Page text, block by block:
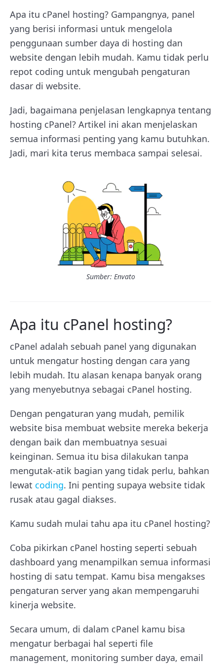
Apa itu cPanel hosting? Gampangnya, panel
yang berisi informasi untuk mengelola
penggunaan sumber daya di hosting dan
website dengan lebih mudah. Kamu tidak perlu
repot coding untuk mengubah pengaturan
dasar di website.
Jadi, bagaimana penjelasan lengkapnya tentang
hosting cPanel? Artikel ini akan menjelaskan
semua informasi penting yang kamu butuhkan.
Jadi, mari kita terus membaca sampai selesai.
Sumber: Envato
Apa itu cPanel hosting?
cPanel adalah sebuah panel yang digunakan
untuk mengatur hosting dengan cara yang
lebih mudah. Itu alasan kenapa banyak orang
yang menyebutnya sebagai cPanel hosting.
Dengan pengaturan yang mudah, pemilik
website bisa membuat website mereka bekerja
dengan baik dan membuatnya sesuai
keinginan. Semua itu bisa dilakukan tanpa
mengutak-atik bagian yang tidak perlu, bahkan
lewat coding. Ini penting supaya website tidak
rusak atau gagal diakses.
Kamu sudah mulai tahu apa itu cPanel hosting?
Coba pikirkan cPanel hosting seperti sebuah
dashboard yang menampilkan semua informasi
hosting di satu tempat. Kamu bisa mengakses
pengaturan server yang akan mempengaruhi
kinerja website.
Secara umum, di dalam cPanel kamu bisa
mengatur berbagai hal seperti file
management, monitoring sumber daya, email